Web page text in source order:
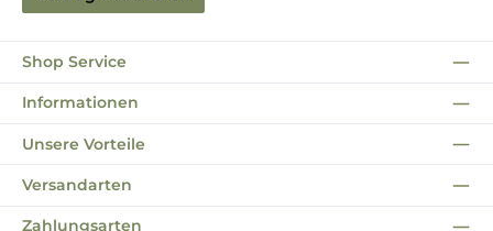
Shop Service
Informationen
Unsere Vorteile
Versandarten
Zahlungsarten